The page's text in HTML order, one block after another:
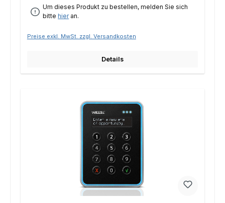
Um dieses Produkt zu bestellen, melden Sie sich
bittehieran.
Preise exkl. MwSt. zzgl. Versandkosten
Details